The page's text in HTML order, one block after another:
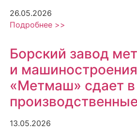
26.05.2026
Подробнее >>
Борский завод
и машиностроения
«Метмаш» сдает в
13.05.2026